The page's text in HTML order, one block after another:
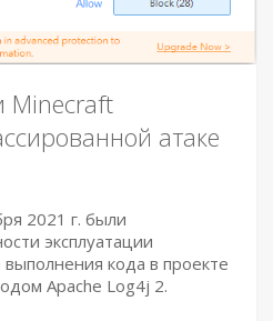
Minecraft
атаке
2021 г. были
эксплуатации
кода в проекте
Apache Log4j 2.